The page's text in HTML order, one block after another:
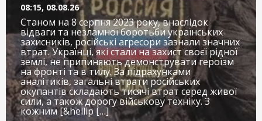
08:15, 08.08.26
Станом на 8 серпня 2023 року, внаслідок
відваги та незламної боротьби українських
захисників, російські агресори зазнали значних
втрат. Українці, які стали на захист своєї рідної
землі, не припиняють демонструвати героїзм
на фронті та в тилу. За підрахунками
аналітиків, загальні втрати російських
окупантів складають тисячі втрат серед живої
сили, а також дорогу військову техніку. З
кожним [&hellip […]